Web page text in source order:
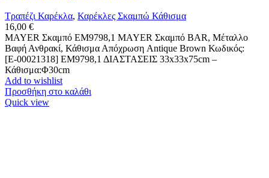
Τραπέζι Καρέκλα, Καρέκλες Σκαμπώ Κάθισμα
16,00 €
MAYER Σκαμπό ΕΜ9798,1 MAYER Σκαμπό BAR, Μέταλλο
Βαφή Ανθρακί, Κάθισμα Απόχρωση Antique Brown Κωδικός:
[Ε-00021318] ΕΜ9798,1 ΔΙΑΣΤΑΣΕΙΣ 33x33x75cm –
Κάθισμα:Φ30cm
Add to wishlist
Προσθήκη στο καλάθι
Quick view